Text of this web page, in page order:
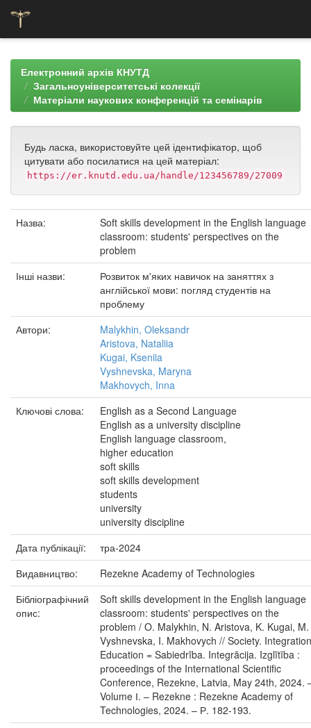
navigationЕлектронний архів КНУТД
Загальноуніверситетські колекції
Матеріали наукових конференцій та семінарів
Будь ласка, використовуйте цей ідентифікатор, щоб
цитувати або посилатися на цей матеріал:
https://er.knutd.edu.ua/handle/123456789/27009
Назва:
Soft skills development in the English language
classroom: students' perspectives on the
problem
Інші назви:
Розвиток м'яких навичок на заняттях з
англійської мови: погляд студентів на
проблему
Автори:
Malykhin, Oleksandr
Aristova, Nataliia
Kugai, Kseniia
Vyshnevska, Maryna
Makhovych, Inna
Ключові слова:
English as a Second Language
English as a university discipline
English language classroom,
higher education
soft skills
soft skills development
students
university
university discipline
Дата публікації:
тра-2024
Видавництво:
Rezekne Academy of Technologies
Бібліографічний
опис:
Soft skills development in the English language
classroom: students' perspectives on the
problem / O. Malykhin, N. Aristova, K. Kugai, M.
Vyshnevska, I. Makhovych // Society.
Education = Sabiedrība. Integrācija. Izglītība :
рroceedings of the International Scientific
Conference, Rezekne, Latvia, May 24th, 2024.
Volume І. – Rezekne : Rezekne Academy of
Technologies, 2024. – Р. 182-193.